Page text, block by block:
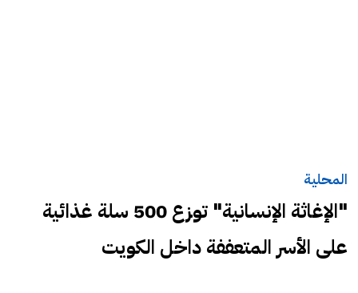
المحلية
"الإغاثة الإنسانية" توزع 500 سلة غذائية
على الأسر المتعففة داخل الكويت